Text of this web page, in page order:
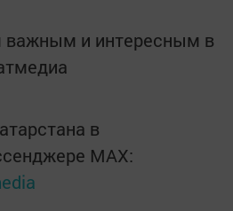
и интересным в
в
MАХ: